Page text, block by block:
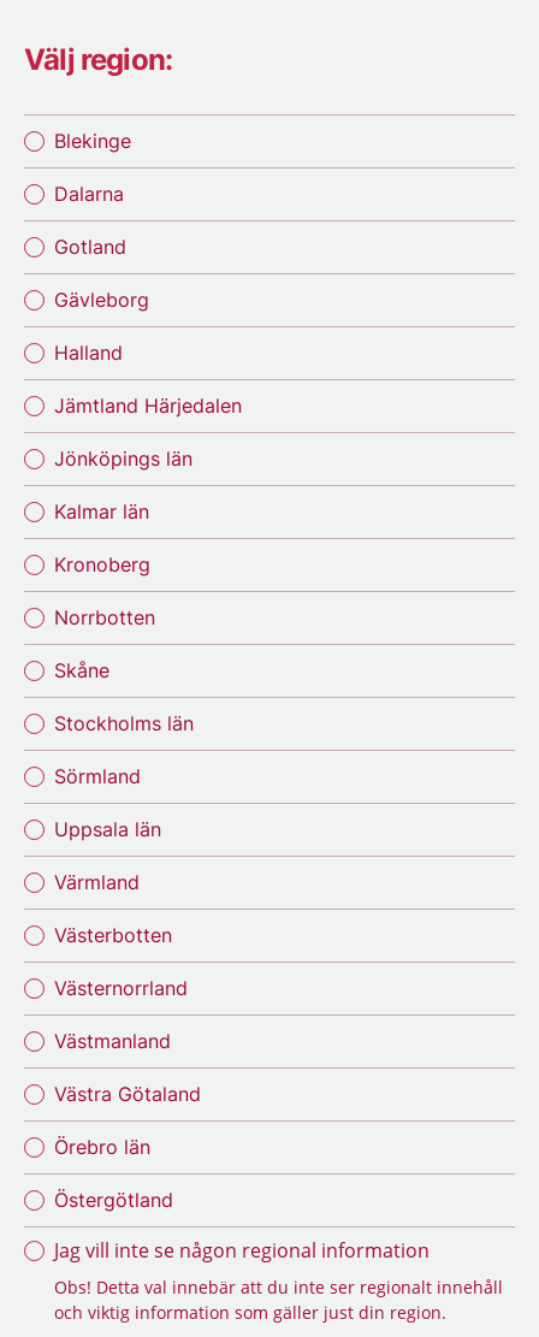
Välj region:
Blekinge
Dalarna
Gotland
Gävleborg
Halland
Jämtland Härjedalen
Jönköpings län
Kalmar län
Kronoberg
Norrbotten
Skåne
Stockholms län
Sörmland
Uppsala län
Värmland
Västerbotten
Västernorrland
Västmanland
Västra Götaland
Örebro län
Östergötland
Jag vill inte se någon regional information
Obs! Detta val innebär att du inte ser regionalt innehåll
och viktig information som gäller just din region.